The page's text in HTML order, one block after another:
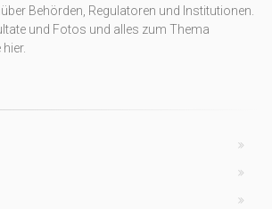
Behörden, Regulatoren und Institutionen.
und Fotos und alles zum Thema